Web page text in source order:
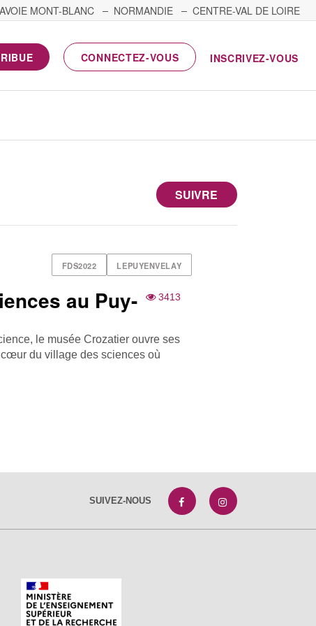
MONT-BLANC NORMANDIE
CENTRE-VAL DE LOIRE
CONNECTEZ-VOUS INSCRIVEZ-VOUS
SUIVRE
FDS2022 LEPUYENVELAY
3413
au Puy-
le musée Crozatier ouvre ses
du village des sciences où
SUIVEZ-NOUS